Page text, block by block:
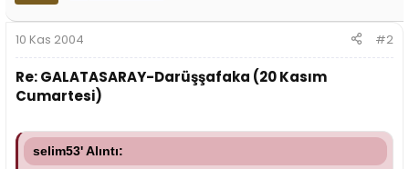
10 Kas 2004 #2
Re: GALATASARAY-Darüşşafaka (20 Kasım
Cumartesi)
selim53' Alıntı: